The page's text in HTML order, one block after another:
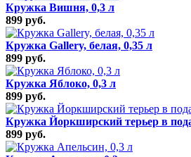
Кружка Вишня, 0,3 л
899 руб.
Кружка Gallery, белая, 0,35 л
899 руб.
Кружка Яблоко, 0,3 л
899 руб.
Кружка Йоркширский терьер в
899 руб.